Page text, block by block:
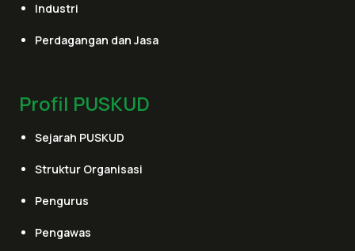
Industri
Perdagangan dan Jasa
Profil PUSKUD
Sejarah PUSKUD
Struktur Organisasi
Pengurus
Pengawas